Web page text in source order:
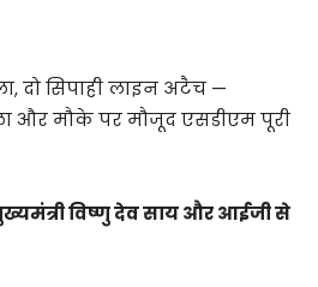
दो सिपाही लाइन अटैच —
और मौके पर मौजूद एसडीएम पूरी
विष्णु देव साय और आईजी से